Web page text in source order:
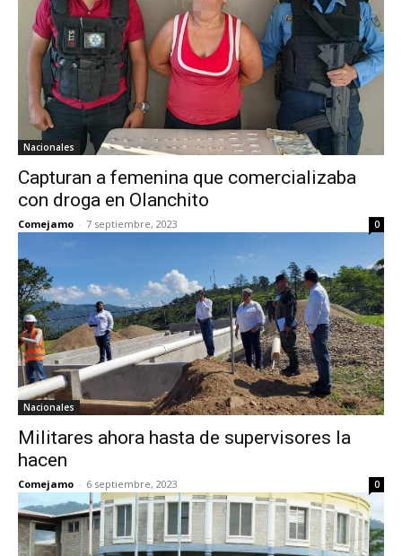
Nacionales
Capturan a femenina que comercializaba
con droga en Olanchito
Comejamo - 7 septiembre, 2023 0
Nacionales
Militares ahora hasta de supervisores la
hacen
Comejamo - 6 septiembre, 2023 0